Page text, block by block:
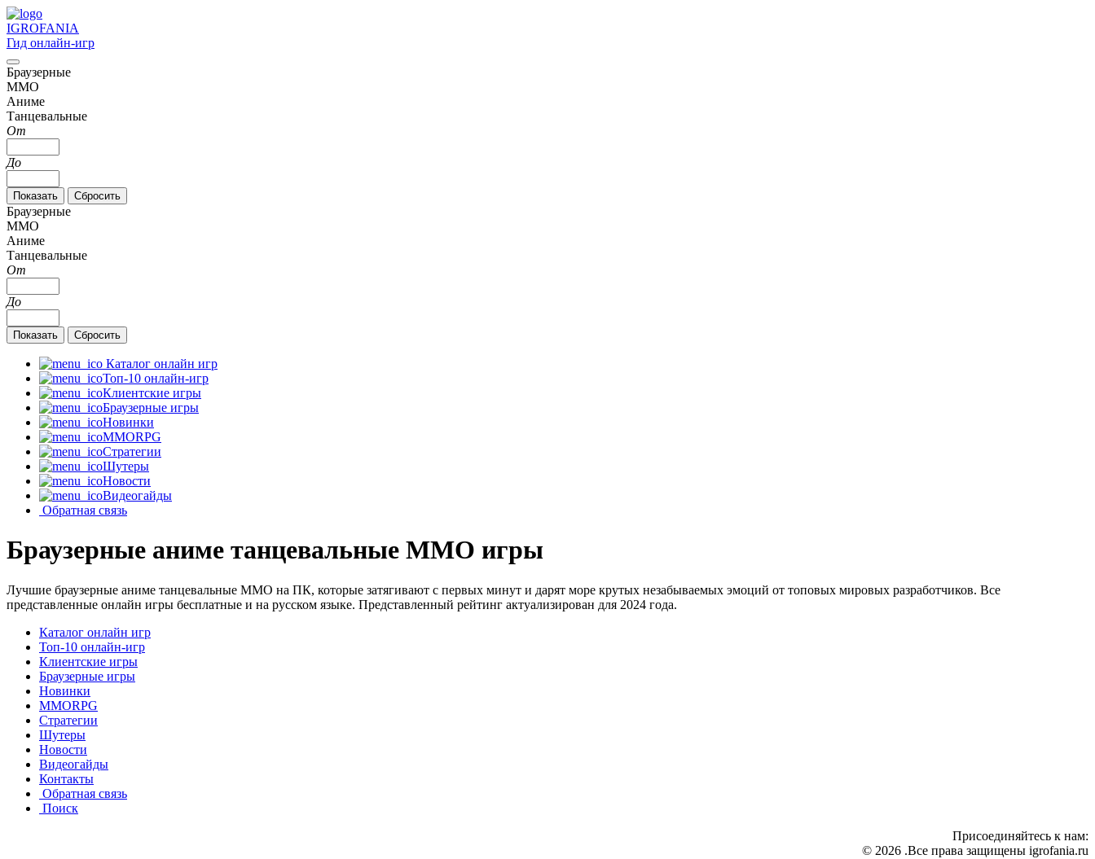
IGROFANIA
Гид онлайн-игр
Браузерные
MMO
Аниме
Танцевальные
От
До
Браузерные
MMO
Аниме
Танцевальные
От
До
Каталог онлайн игр
Топ-10 онлайн-игр
Клиентские игры
Браузерные игры
Новинки
MMORPG
Стратегии
Шутеры
Новости
Видеогайды
Обратная связь
Браузерные аниме танцевальные MMO игры
Лучшие браузерные аниме танцевальные MMO на ПК, которые затягивают с первых минут и дарят море крутых незабываемых эмоций от топовых мировых разработчиков. Все
представленные онлайн игры бесплатные и на русском языке. Представленный рейтинг актуализирован для 2024 года.
Каталог онлайн игр
Топ-10 онлайн-игр
Клиентские игры
Браузерные игры
Новинки
MMORPG
Стратегии
Шутеры
Новости
Видеогайды
Контакты
Обратная связь
Поиск
Присоединяйтесь к нам:
© 2026 .Все права защищены igrofania.ru